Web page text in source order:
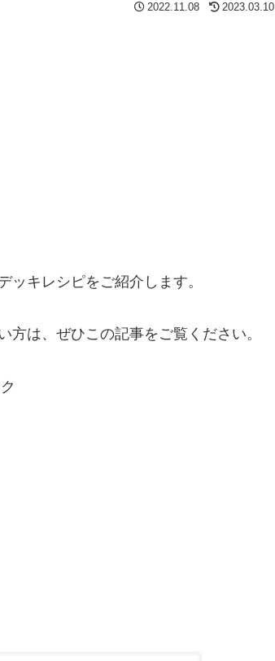
2022.11.08 2023.03.10
ッキレシピをご紹介します。
は、ぜひこの記事をご覧ください。